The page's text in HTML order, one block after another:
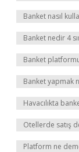
Banket nasıl
Banket nedir 4
Banket
Banket yapmak
Havacılıkta
Otellerde satış
Platform ne